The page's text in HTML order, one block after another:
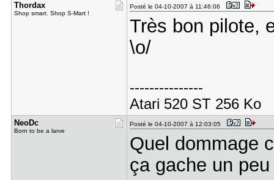
Thordax
Shop smart. Shop S-Mart !
Posté le 04-10-2007 à 11:46:06
Très bon pilote,
\o/
---------------
Atari 520 ST 256 Ko
NeoDc
Born to be a larve
Posté le 04-10-2007 à 12:03:05
Quel dommage
ça gache un